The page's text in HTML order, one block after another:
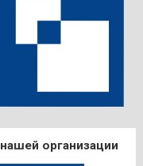
организации